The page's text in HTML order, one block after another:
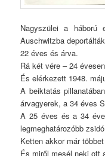
Nagyszülei a háború
Auschwitzba
22 éves és árva.
Rá két vére – 24
És elérkezett 1948.
A beiktatás
árvagyerek, a 34 éves
A 25 éves és a 34
legmeghatározóbb
Ketten akkor már
És miről mesél neki ott